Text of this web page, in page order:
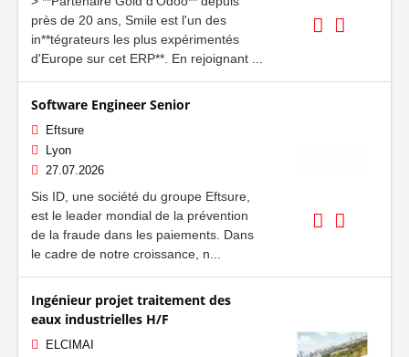
près de 20 ans, Smile est l'un des
in**tégrateurs les plus expérimentés
d'Europe sur cet ERP**. En rejoignant ...
Software Engineer Senior
Eftsure
Lyon
27.07.2026
Sis ID, une société du groupe Eftsure,
est le leader mondial de la prévention
de la fraude dans les paiements. Dans
le cadre de notre croissance, n...
Ingénieur projet traitement des
eaux industrielles H/F
ELCIMAI